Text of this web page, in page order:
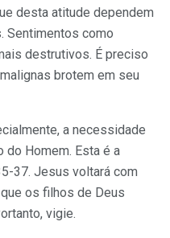
desta atitude dependem
Sentimentos como
destrutivos. É preciso
brotem em seu
a necessidade
do Homem. Esta é a
37. Jesus voltará com
os filhos de Deus
vigie.